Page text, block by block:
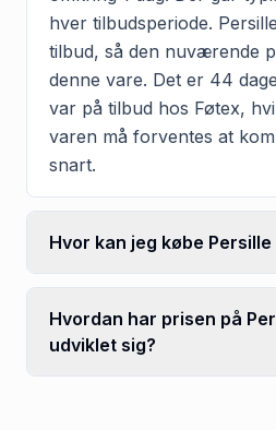
hver tilbudsperiode.
tilbud, så den nuværende
denne vare. Det er 44
var på tilbud hos Føtex,
varen må forventes at
snart.
Hvor kan jeg købe Persille
Hvordan har prisen på
udviklet sig?